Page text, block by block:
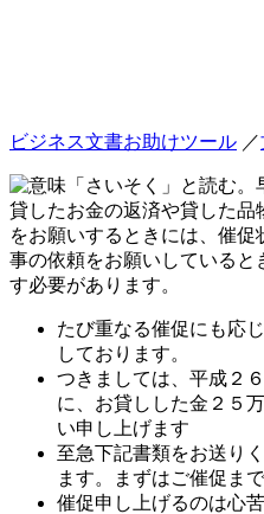
ビジネス文書お助けツール ／
「さいそく」と読む
貸したお金の返済や貸した
をお願いするときには、催
事の依頼をお願いしている
す必要があります。
たび重なる催促にも応
しております。
つきましては、平成２
に、お貸しした金２５
い申し上げます
至急下記書類をお送り
ます。まずはご催促まで
催促申し上げるのは心